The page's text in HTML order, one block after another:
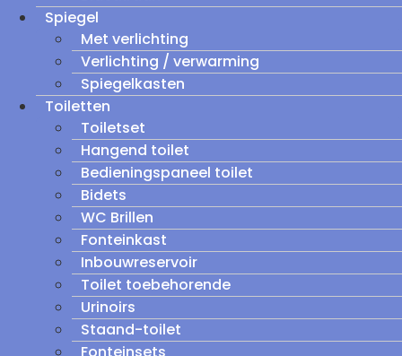
Spiegel
Met verlichting
Verlichting / verwarming
Spiegelkasten
Toiletten
Toiletset
Hangend toilet
Bedieningspaneel toilet
Bidets
WC Brillen
Fonteinkast
Inbouwreservoir
Toilet toebehorende
Urinoirs
Staand-toilet
Fonteinsets